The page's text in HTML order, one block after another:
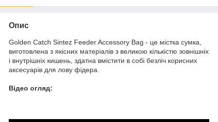
Опис
Golden Catch Sintez Feeder Accessory Bag - це містка сумка,
виготовлена з якісних матеріалів з великою кількістю зовнішніх
і внутрішніх кишень, здатна вмістити в собі безліч корисних
аксесуарів для лову фідера.
Відео огляд: